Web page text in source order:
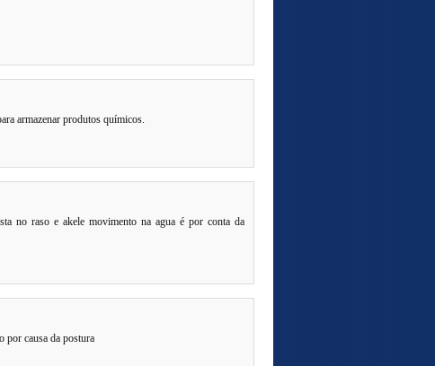
armazenar produtos químicos.
no raso e akele movimento na agua é por conta da
por causa da postura